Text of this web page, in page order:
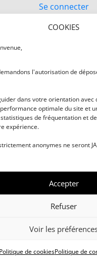
COOKIES
l'autorisation de
dans votre orientation avec
optimale du site et
de fréquentation et
expérience.
anonymes ne seront
Accepter
Refuser
Voir les
Politique de cookiesPolitique de
Se connecter
pas de compte ?
• Certifications